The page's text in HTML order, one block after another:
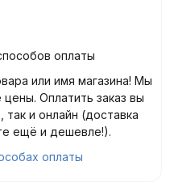
оплаты
или имя магазина! Мы
Оплатить заказ вы
и онлайн (доставка
ещё и дешевле!).
оплаты